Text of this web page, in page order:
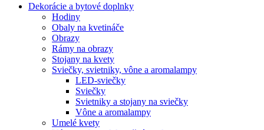
Dekorácie a bytové doplnky
Hodiny
Obaly na kvetináče
Obrazy
Rámy na obrazy
Stojany na kvety
Sviečky, svietniky, vône a aromalampy
LED-sviečky
Sviečky
Svietniky a stojany na sviečky
Vône a aromalampy
Umelé kvety